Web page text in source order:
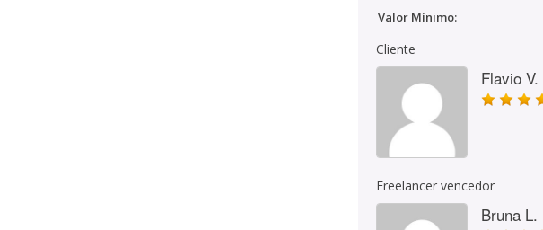
Valor Mínimo:
Cliente
Flavio V.
Freelancer vencedor
Bruna L.